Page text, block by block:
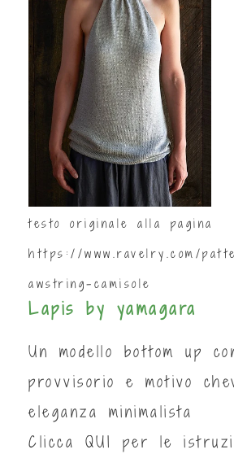
testo originale alla pagina
https://www.ravelry.com/
awstring-camisole
Lapis by yamagara
Un modello bottom up
provvisorio e motivo
eleganza minimalista
Clicca QUI
per le